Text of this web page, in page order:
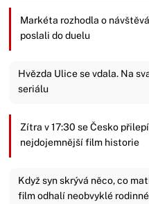
Markéta rozhodla o
poslali do duelu
Hvězda Ulice se vdala. Na
seriálu
Zítra v 17:30 se Česko
nejdojemnější film historie
Když syn skrývá něco, co
film odhalí neobvyklé